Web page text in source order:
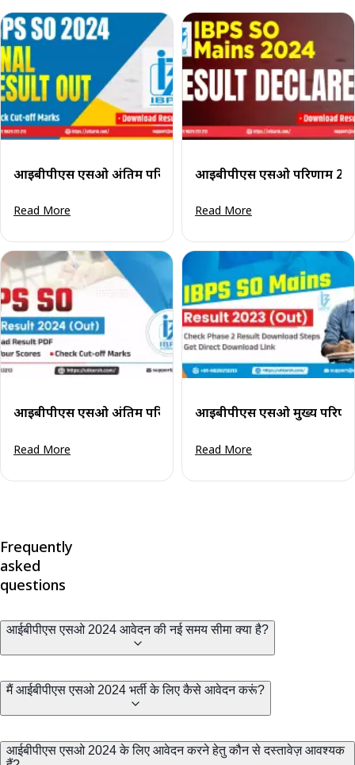
आईबीपीएस एसओ अंतिम परिणाम 2024 (घोषित): अपने कट-ऑफ
Read More
आईबीपीएस एसओ परिणाम
Read More
आईबीपीएस एसओ अंतिम परिणाम 2024 घोषित: अपने अंक देखें
Read More
आईबीपीएस एसओ मुख्य
Read More
Frequently
asked
questions
आईबीपीएस एसओ 2024 आवेदन की नई समय सीमा क्या है?
मैं आईबीपीएस एसओ 2024 भर्ती के लिए कैसे आवेदन करूं?
आईबीपीएस एसओ 2024 के लिए आवेदन करने हेतु कौन से दस्तावेज़ आवश्यक